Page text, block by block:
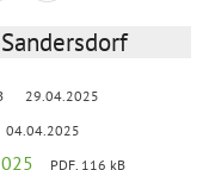
29.04.2025
04.04.2025
PDF, 116 kB